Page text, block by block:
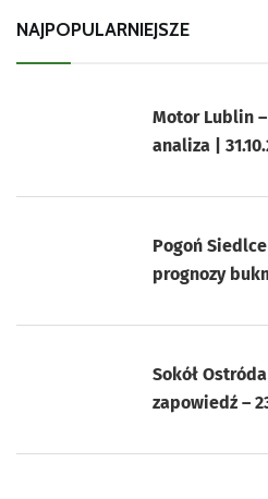
NAJPOPULARNIEJSZE
Motor Lublin
analiza |
Pogoń
prognozy
Sokół
zapowiedź –